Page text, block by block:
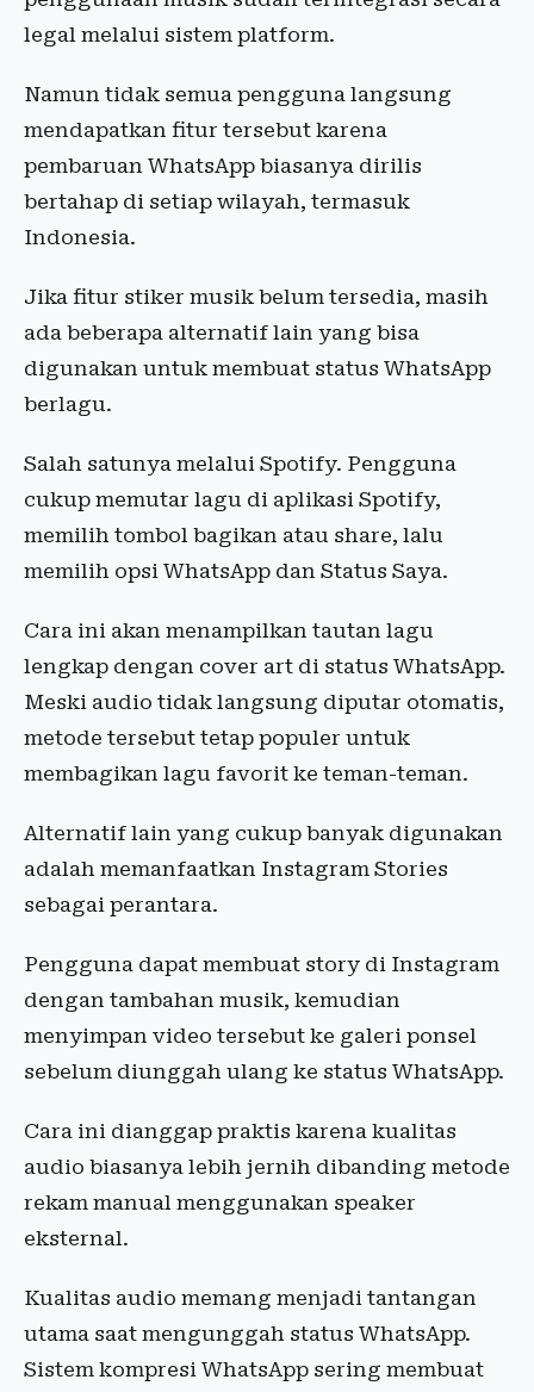
legal melalui sistem platform.
Namun tidak semua pengguna langsung
mendapatkan fitur tersebut karena
pembaruan WhatsApp biasanya dirilis
bertahap di setiap wilayah, termasuk
Indonesia.
Jika fitur stiker musik belum tersedia, masih
ada beberapa alternatif lain yang bisa
digunakan untuk membuat status WhatsApp
berlagu.
Salah satunya melalui Spotify. Pengguna
cukup memutar lagu di aplikasi Spotify,
memilih tombol bagikan atau share, lalu
memilih opsi WhatsApp dan Status Saya.
Cara ini akan menampilkan tautan lagu
lengkap dengan cover art di status WhatsApp.
Meski audio tidak langsung diputar otomatis,
metode tersebut tetap populer untuk
membagikan lagu favorit ke teman-teman.
Alternatif lain yang cukup banyak digunakan
adalah memanfaatkan Instagram Stories
sebagai perantara.
Pengguna dapat membuat story di Instagram
dengan tambahan musik, kemudian
menyimpan video tersebut ke galeri ponsel
sebelum diunggah ulang ke status WhatsApp.
Cara ini dianggap praktis karena kualitas
audio biasanya lebih jernih dibanding metode
rekam manual menggunakan speaker
eksternal.
Kualitas audio memang menjadi tantangan
utama saat mengunggah status WhatsApp.
Sistem kompresi WhatsApp sering membuat